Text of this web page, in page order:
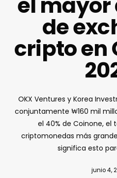
de
cripto en
OKX Ventures y Korea
conjuntamente ₩160 mil
el 40% de Coinone, el
criptomonedas más
significa esto
junio 4,